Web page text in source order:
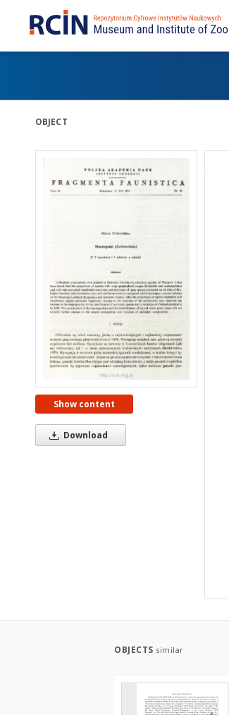
OBJECT
Show content
Download
OBJECTS similar